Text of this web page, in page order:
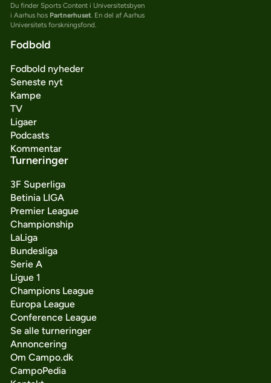
Du finder Sports Content i Universitetsbyen
i Aarhus hos Partnerhuset. En del af Aarhus
Universitets forskningsfond.
Fodbold
Fodbold nyheder
Seneste nyt
Kampe
TV
Ligaer
Podcasts
Kommentar
Turneringer
3F Superliga
Betinia LIGA
Premier League
Championship
LaLiga
Bundesliga
Serie A
Ligue 1
Champions League
Europa League
Conference League
Se alle turneringer
Annoncering
Om Campo.dk
CampoPedia